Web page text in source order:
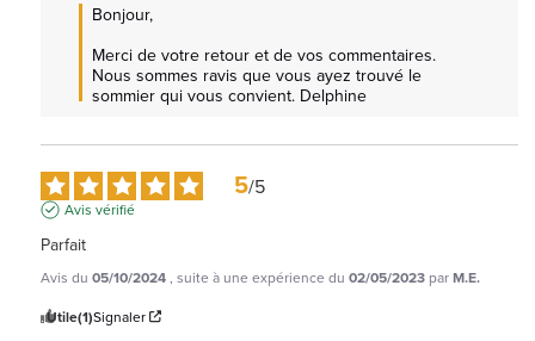
Bonjour,
Merci de votre retour et de vos commentaires.
Nous sommes ravis que vous ayez trouvé le
sommier qui vous convient. Delphine
5/5
Avis vérifié
Parfait
Avis du 05/10/2024, suite à une expérience du 02/05/2023 parM.E.
Utile(1)Signaler